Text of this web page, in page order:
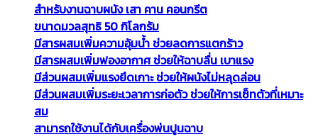
สำหรับงานฉาบผนัง เสา คาน คอนกรีต
ขนาดมวลสุทธิ 50 กิโลกรัม
มีสารผสมเพิ่มความอุ้มน้ำ ช่วยลดการแตกร้าว
มีสารผสมเพิ่มฟองอากาศ ช่วยให้ฉาบลื่น เบาแรง
มีส่วนผสมเพิ่มแรงยึดเกาะ ช่วยให้ผนังไม่หลุดล่อน
มีส่วนผสมเพิ่มระยะเวลาการก่อตัว ช่วยให้การเซ็ทตัวที่เหมาะ
สม
สามารถใช้งานได้กับเครื่องพ่นปูนฉาบ